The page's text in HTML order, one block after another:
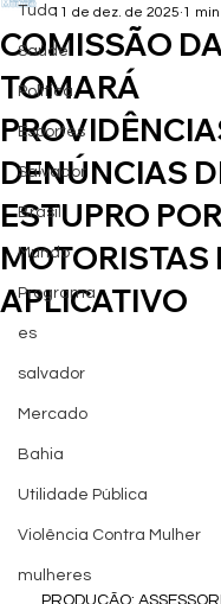
Tudo
Saúde
Política
Esportes
Salvador
Brasil
Mundo
Programa
es
salvador
Mercado
Bahia
Utilidade Pública
Violência Contra Mulher
mulheres
COMISSÃO
TOMARÁ
DENÚNCIAS
ESTUPRO
MOTORISTAS
APLICATIVO
11 de dez. de 2025 1
PRODUÇÃO: